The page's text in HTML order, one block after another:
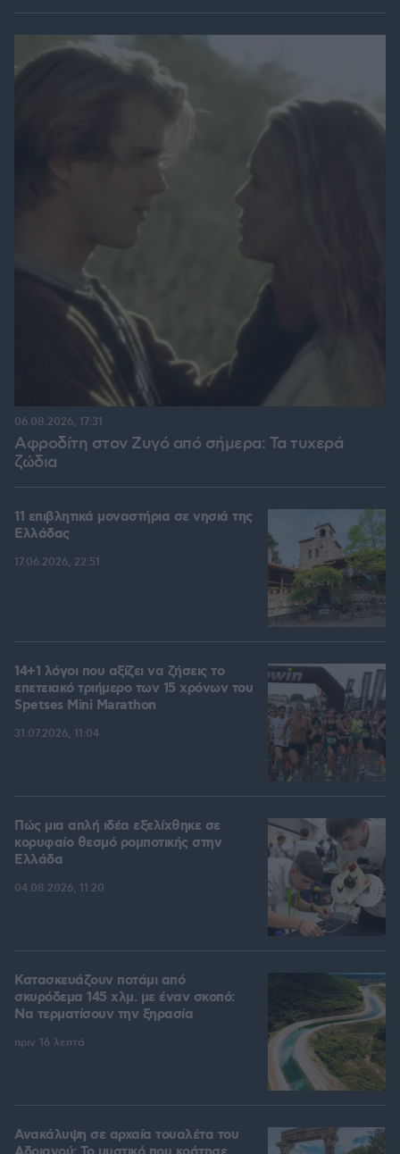
Αφροδίτη στον Ζυγό από σήμερα: Τα τυχερά
ζώδια
06.08.2026, 17:31
11 επιβλητικά μοναστήρια σε νησιά της
Ελλάδας
17.06.2026, 22:51
14+1 λόγοι που αξίζει να ζήσεις το
επετειακό τριήμερο των 15 χρόνων του
Spetses Mini Marathon
31.07.2026, 11:04
Πώς μια απλή ιδέα εξελίχθηκε σε
κορυφαίο θεσμό ρομποτικής στην
Ελλάδα
04.08.2026, 11:20
Κατασκευάζουν ποτάμι από
σκυρόδεμα 145 χλμ. με έναν σκοπό:
Να τερματίσουν την ξηρασία
πριν 16 λεπτά
Ανακάλυψη σε αρχαία τουαλέτα του